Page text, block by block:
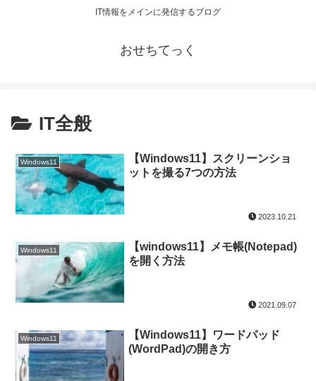
IT情報をメインに発信するブログ
おせちてっく
IT全般
Windows11
【Windows11】スクリーンショ
ットを撮る7つの方法
2023.10.21
Windows11
【windows11】メモ帳(Notepad)
を開く方法
2021.09.07
Windows11
【Windows11】ワードパッド
(WordPad)の開き方